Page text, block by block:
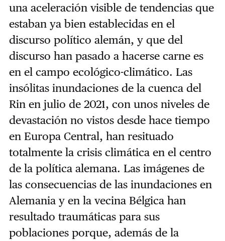
una aceleración visible de tendencias que
estaban ya bien establecidas en el
discurso político alemán, y que del
discurso han pasado a hacerse carne es
en el campo ecológico-climático. Las
insólitas inundaciones de la cuenca del
Rin en julio de 2021, con unos niveles de
devastación no vistos desde hace tiempo
en Europa Central, han resituado
totalmente la crisis climática en el centro
de la política alemana. Las imágenes de
las consecuencias de las inundaciones en
Alemania y en la vecina Bélgica han
resultado traumáticas para sus
poblaciones porque, además de la